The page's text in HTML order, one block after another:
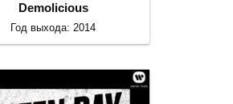
Demolicious
Год выхода: 2014